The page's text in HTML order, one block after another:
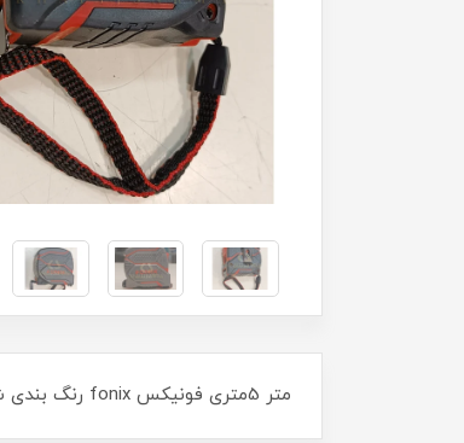
متر 5متری فونیکس fonix رنگ بندی شیک و جذاب در رنگ قرمز و مشکی بسیار محکم و ضد ضربه فنر متر محکم /سبک و خوش دست با قفل کن عالیاز برند فونیکس